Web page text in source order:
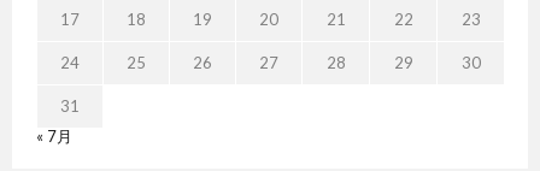
17 18 19 20 21 22 23
24 25 26 27 28 29 30
31
« 7月